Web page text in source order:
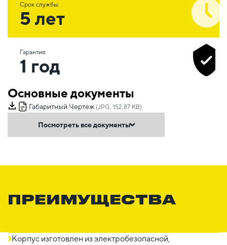
Срок службы:
5 лет
Гарантия:
1 год
Основные документы
Габаритный Чертеж (JPG, 152.87 KB)
Посмотреть все документы
ПРЕИМУЩЕСТВА
Корпус изготовлен из электробезопасной,